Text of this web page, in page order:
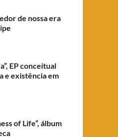
de nossa era
EP conceitual
e existência em
of Life”, álbum